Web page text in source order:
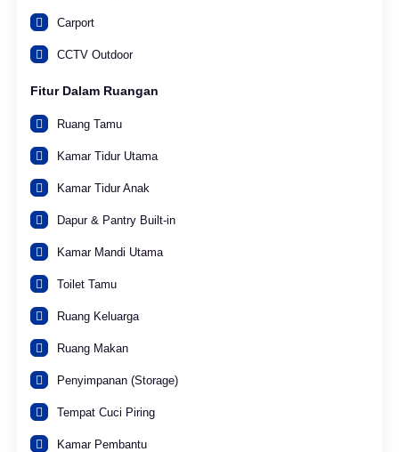
Carport
CCTV Outdoor
Fitur Dalam Ruangan
Ruang Tamu
Kamar Tidur Utama
Kamar Tidur Anak
Dapur & Pantry Built-in
Kamar Mandi Utama
Toilet Tamu
Ruang Keluarga
Ruang Makan
Penyimpanan (Storage)
Tempat Cuci Piring
Kamar Pembantu